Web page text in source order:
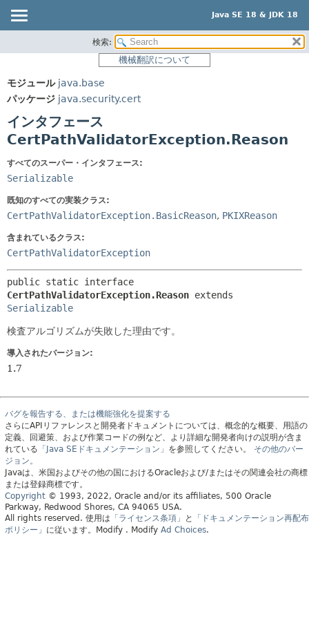
Java SE 18 & JDK 18
パッケージ
使用
プレビュー
新規
非推奨
索引
ヘルプ
サマリー:
ネスト済
メソッド
検索:
機械翻訳について
モジュール java.base
パッケージ java.security.cert
インタフェース
CertPathValidatorException.Reason
すべてのスーパー・インタフェース:
Serializable
既知のすべての実装クラス:
CertPathValidatorException.BasicReason, PKIXReason
含まれているクラス:
CertPathValidatorException
CertPathValidatorException.Reason
Serializable
検査アルゴリズムが失敗した理由です。
導入されたバージョン:
1.7
バグを報告する、または機能強化を提案する
さらにAPIリファレンスと開発者ドキュメントについては、概念的な概要、用語の
定義、回避策、および作業コードの例など、より詳細な開発者向けの説明が含ま
れている 「Java SEドキュメンテーション」 を参照してください。
その他のバー
ジョン。
Javaは、米国およびその他の国におけるOracleおよび/またはその関連会社の商標
または登録商標です。
Copyright © 1993, 2022, Oracle and/or its affiliates, 500 Oracle
Parkway, Redwood Shores, CA 94065 USA.
All rights reserved. 使用は 「ライセンス条項」 と
「ドキュメンテーション再配布
ポリシー」 に従います。 Modify . Modify Ad Choices.